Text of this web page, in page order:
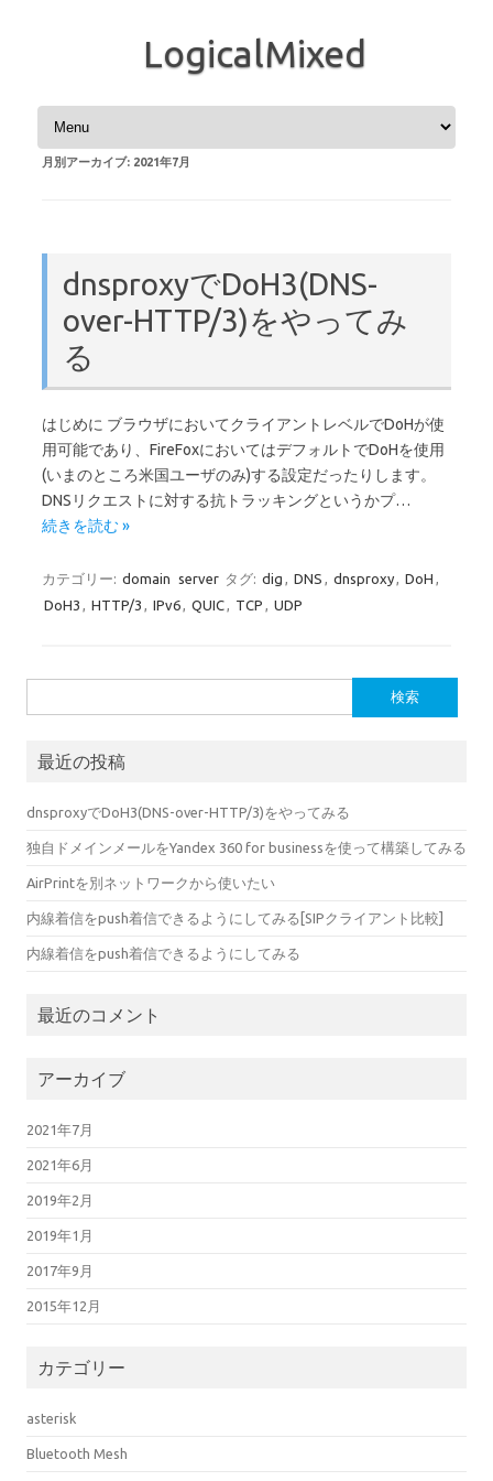
LogicalMixed
コンテンツへスキップ
月別アーカイブ: 2021年7月
dnsproxyでDoH3(DNS-
over-HTTP/3)をやってみ
る
はじめに ブラウザにおいてクライアントレベルでDoHが使
用可能であり、FireFoxにおいてはデフォルトでDoHを使用
(いまのところ米国ユーザのみ)する設定だったりします。
DNSリクエストに対する抗トラッキングというかプ…
続きを読む »
カテゴリー: domain server タグ: dig , DNS , dnsproxy, DoH ,
DoH3 , HTTP/3 , IPv6, QUIC, TCP , UDP
索:
最近の投稿
dnsproxyでDoH3(DNS-over-HTTP/3)をやってみる
独自ドメインメールをYandex 360 for businessを使って構築してみる
AirPrintを別ネットワークから使いたい
内線着信をpush着信できるようにしてみる[SIPクライアント比較]
内線着信をpush着信できるようにしてみる
最近のコメント
アーカイブ
2021年7月
2021年6月
2019年2月
2019年1月
2017年9月
2015年12月
カテゴリー
asterisk
Bluetooth Mesh